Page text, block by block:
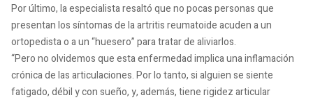
Por último, la especialista resaltó que no pocas personas que
presentan los síntomas de la artritis reumatoide acuden a un
ortopedista o a un “huesero” para tratar de aliviarlos.
“Pero no olvidemos que esta enfermedad implica una inflamación
crónica de las articulaciones. Por lo tanto, si alguien se siente
fatigado, débil y con sueño, y, además, tiene rigidez articular